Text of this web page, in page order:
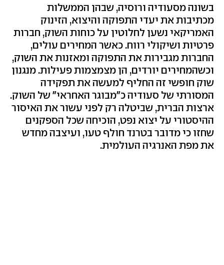
בשונה מסעודיה ורוסיה, שבהן הממשלות
מכתיבות את יעדי התפוקה והיצוא, הזינוק
האמריקאי נשען לחלוטין על כוחות השוק, חברות
פרטיות ושיקולי רווח. כאשר המחירים עולים,
החברות מגבירות את התפוקה ומאזנות את השוק,
וכשהמחירים יורדים, הן מצמצמות פעילות. מנגנון
שוק חופשי זה החליף למעשה את תפקידה
המסורתי של סעודיה כ"מבוגר האחראי" של השוק.
ארצות הברית, שביטלה רק לפני עשור את האיסור
ההיסטורי על יצוא נפט, הוכיחה שכל הספקנים
שחזו כי מדובר בטרנד חולף טעו, ועיצבה מחדש
את מפת האנרגיה העולמית.